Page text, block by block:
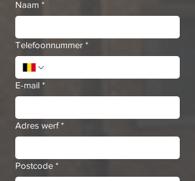
Naam *
Telefoonnummer *
E-mail *
Adres werf *
Postcode *